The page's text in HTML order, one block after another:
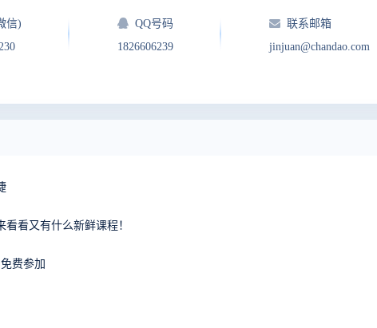
信)
QQ号码
1826606239
联系邮箱
jinjuan@chandao.com
看看又有什么新鲜课程！
费参加